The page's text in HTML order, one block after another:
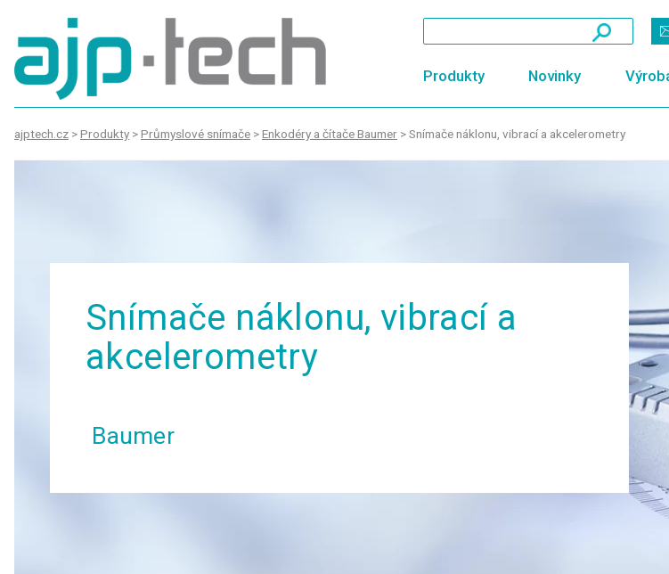
Produkty Novinky
ajptech.cz >Produkty >Průmyslové snímače >Enkodéry a čítače Baumer >Snímače náklonu, vibrací a akcelerometry
Snímače náklonu, vibrací a
akcelerometry
Baumer